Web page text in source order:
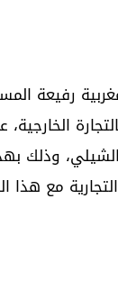
رفيعة
الخارجية،
وذلك
مع هذا